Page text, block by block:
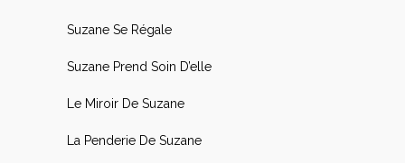
Suzane Se Régale
Suzane Prend Soin D’elle
Le Miroir De Suzane
La Penderie De Suzane